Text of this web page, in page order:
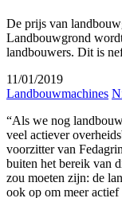
De prijs van
Landbouwgrond
landbouwers. Dit is
11/01/2019
Landbouwmachines
“Als we nog
veel actiever
voorzitter van
buiten het bereik van
zou moeten zijn: de
ook op om meer